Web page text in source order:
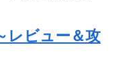
レビュー＆攻